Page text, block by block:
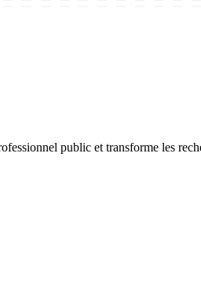
public et transforme les